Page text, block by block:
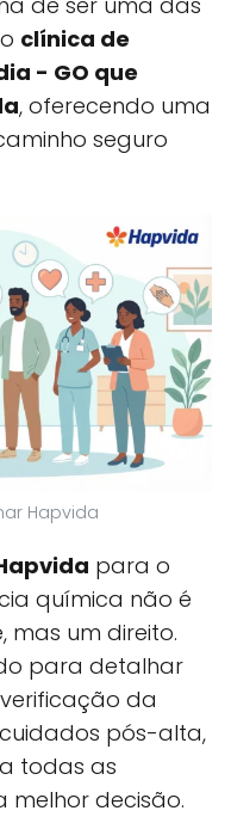
clínica de
- GO que
, oferecendo uma
seguro
Hapvida
para o
química não é
mas um direito.
para detalhar
da
pós-alta,
todas as
decisão.